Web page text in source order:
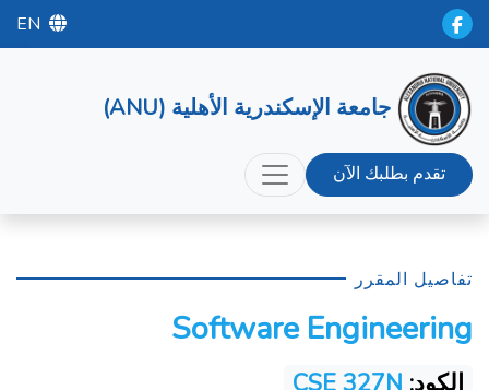
EN
جامعة الإسكندرية الأهلية (ANU)
تقدم بطلبك الآن
تفاصيل المقرر
Software Engineering
الكود: CSE 327N